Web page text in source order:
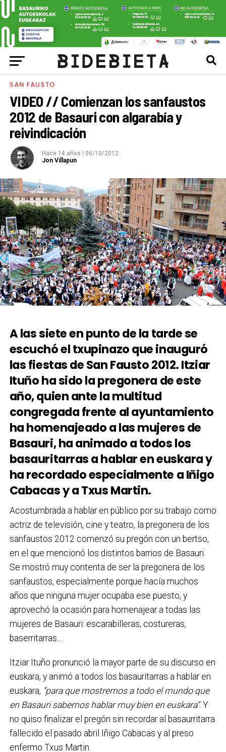
SAN FAUSTO
VIDEO // Comienzan los sanfaustos
2012 de Basauri con algarabía y
reivindicación
Hace 14 años
06/10/2012
Jon Villapun
A las siete en punto de la tarde se
escuchó el txupinazo que inauguró
las fiestas de San Fausto 2012. Itziar
Ituño ha sido la pregonera de este
año, quien ante la multitud
congregada frente al ayuntamiento
ha homenajeado a las mujeres de
Basauri, ha animado a todos los
basauritarras a hablar en euskara y
ha recordado especialmente a Iñigo
Cabacas y a Txus Martin.
Acostumbrada a hablar en público por su trabajo como
actriz de televisión, cine y teatro, la pregonera de los
sanfaustos 2012 comenzó su pregón con un bertso,
en el que mencionó los distintos barrios de Basauri.
Se mostró muy contenta de ser la pregonera de los
sanfaustos, especialmente porque hacía muchos
años que ninguna mujer ocupaba ese puesto, y
aprovechó la ocasión para homenajear a todas las
mujeres de Basauri: escarabilleras, costureras,
baserritarras…
Itziar Ituño pronunció la mayor parte de su discurso en
euskara, y animó a todos los basauritarras a hablar en
euskara, “para que mostremos a todo el mundo que
en Basauri sabemos hablar muy bien en euskara”. Y
no quiso finalizar el pregón sin recordar al basaurritarra
fallecido el pasado abril Iñigo Cabacas y al preso
enfermo Txus Martin.